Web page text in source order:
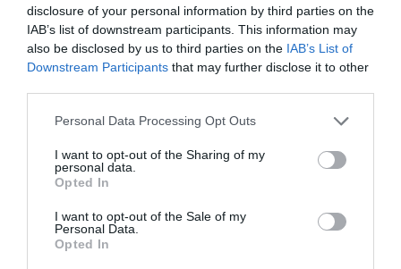
disclosure of your personal information by third parties on the
IAB’s list of downstream participants. This information may
also be disclosed by us to third parties on the IAB’s List of
Downstream Participants that may further disclose it to other
Please note that this website/app uses one or more Google
not limited to your visit or usage behaviour. You may click to
grant or deny consent to Google and its third-party tags to
use your data for below specified purposes in below Google
consent section.
Personal Data Processing Opt Outs
I want to opt-out of the Sharing of my
personal data.
Opted In
I want to opt-out of the Sale of my
Personal Data.
Opted In
Συνέχισε με νίκη η Ουκρανία του
Γιάντσουκ
Η Ουκρανία νίκησε το Ιράν για το VNL, σε έναν αγώνα που
συμμετείχε ο Ντμίτρο Γιάντσουκ.